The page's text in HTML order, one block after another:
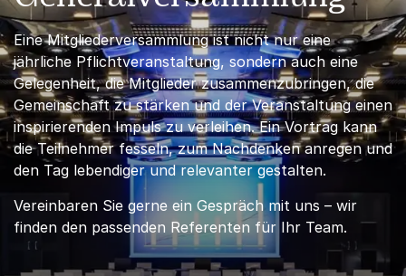
Eine Mitgliederversammlung ist nicht nur eine
jährliche Pflichtveranstaltung, sondern auch eine
Gelegenheit, die Mitglieder zusammenzubringen, die
Gemeinschaft zu stärken und der Veranstaltung einen
inspirierenden Impuls zu verleihen. Ein Vortrag kann
die Teilnehmer fesseln, zum Nachdenken anregen und
den Tag lebendiger und relevanter gestalten.
Vereinbaren Sie gerne ein Gespräch mit uns – wir
finden den passenden Referenten für Ihr Team.